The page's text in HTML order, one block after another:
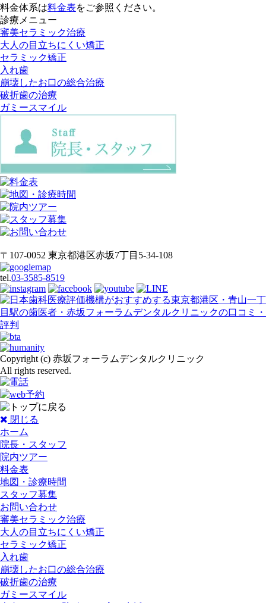
料金体系は料金表をご参照ください。
診療メニュー
審美セラミック治療
大人の目立ちにくい矯正
セラミック矯正
入れ歯
崩壊したお口の総合治療
破折歯の治療
ガミースマイル
〒107-0052 東京都港区赤坂7丁目5-34-108
tel.03-3585-8519
Copyright (c) 赤坂フォーラムデンタルクリニック
All rights reserved.
閉じる
ホーム
院長・スタッフ
院内ツアー
料金表
地図・診療時間
スタッフ募集
お問い合わせ
審美セラミック治療
大人の目立ちにくい矯正
セラミック矯正
入れ歯
崩壊したお口の総合治療
破折歯の治療
ガミースマイル